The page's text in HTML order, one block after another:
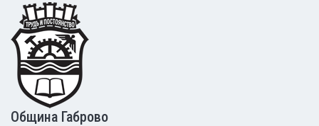
Footer
Община Габрово